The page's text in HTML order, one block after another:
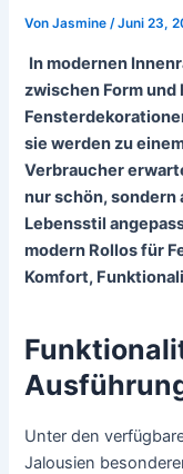
VonJasmine/Juni 23,
In modernen
zwischen Form
sie werden zu
Verbraucher
nur schön, sondern
Lebensstil
modern Rollos für
Komfort,
Unter den
Jalousien